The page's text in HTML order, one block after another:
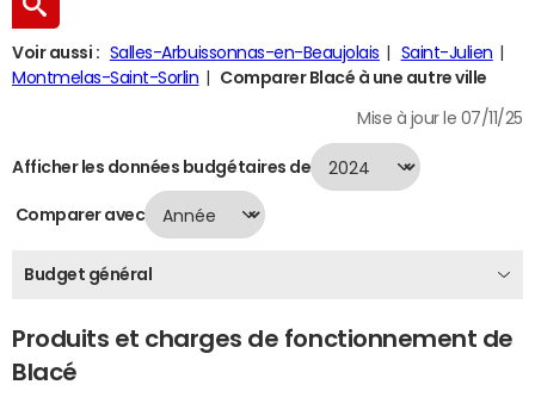
Voir aussi : Salles-Arbuissonnas-en-Beaujolais
Saint-Julien
Montmelas-Saint-Sorlin
Comparer Blacé à une autre ville
Mise à jour le 07/11/25
Afficher les données budgétaires de
Comparer avec
Budget général
Produits et charges de fonctionnement de
Blacé